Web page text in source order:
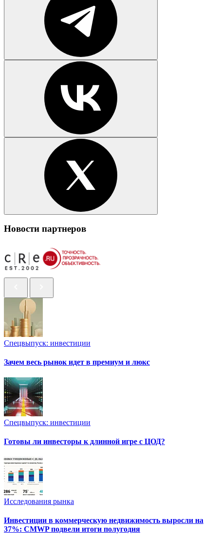
Новости партнеров
Спецвыпуск: инвестиции
Зачем весь рынок идет в премиум и люкс
Спецвыпуск: инвестиции
Готовы ли инвесторы к длинной игре с ЦОД?
Исследования рынка
Инвестиции в коммерческую недвижимость выросли на
37%: CMWP подвели итоги полугодия